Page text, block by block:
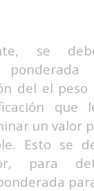
se
del el
que
un valor
Esto se
para